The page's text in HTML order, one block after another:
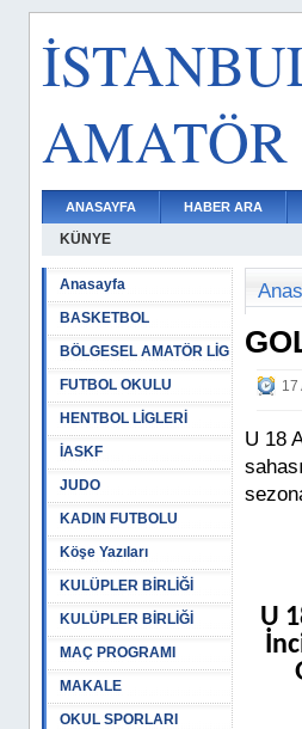
AMATÖR
ANASAYFA HABER ARA
KÜNYE
Anasayfa
BASKETBOL
BÖLGESEL AMATÖR LİG
FUTBOL OKULU
HENTBOL LİGLERİ
İASKF
JUDO
KADIN FUTBOLU
Köşe Yazıları
KULÜPLER BİRLİĞİ
KULÜPLER BİRLİĞİ
MAÇ PROGRAMI
MAKALE
OKUL SPORLARI
17
U 18
U